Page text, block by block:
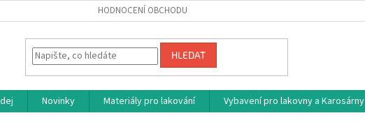
HODNOCENÍ OBCHODU
HLEDAT
Novinky Materiály pro lakování Vybavení pro lakovny a Karosárny